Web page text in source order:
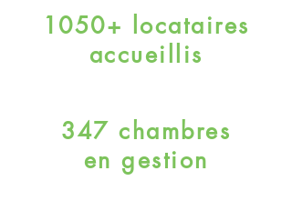
1050+ locataires
accueillis
347 chambres
en gestion